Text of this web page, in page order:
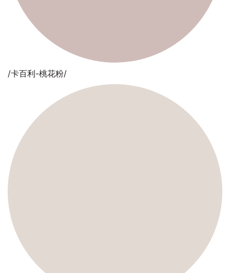
/卡百利-桃花粉/